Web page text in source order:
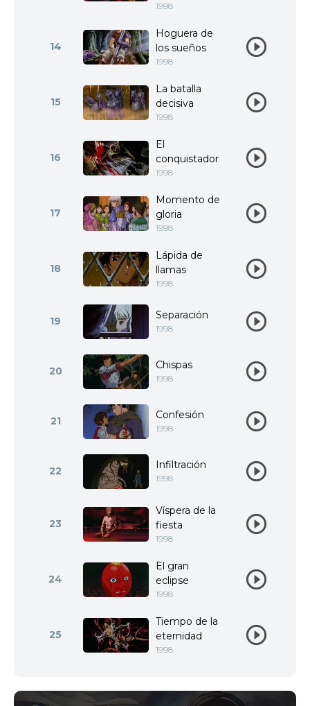
1998
14
Hoguera de
los sueños
1998
15
La batalla
decisiva
1998
16
El
conquistador
1998
17
Momento de
gloria
1998
18
Lápida de
llamas
1998
19 Separación
1998
20 Chispas
1998
21 Confesión
1998
22 Infiltración
1998
23
Víspera de la
fiesta
1998
24
El gran
eclipse
1998
25
Tiempo de la
eternidad
1998